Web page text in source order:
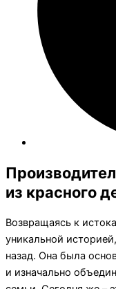
из красного
Возвращаясь к
уникальной
назад. Она была
и изначально